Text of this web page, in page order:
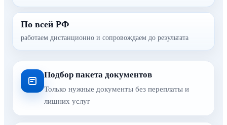
По всей РФ
работаем дистанционно и сопровождаем до результата
Подбор пакета документов
Только нужные документы без переплаты и
лишних услуг